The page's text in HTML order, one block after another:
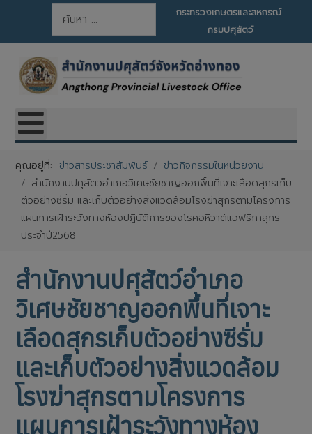
การค้นหา
กระทรวงเกษตรและสหกรณ์
กรมปศุสัตว์
คุณอยู่ที่: ข่าวสารประชาสัมพันธ์
ข่าวกิจกรรมในหน่วยงาน
สำนักงานปศุสัตว์อำเภอวิเศษชัยชาญออกพื้นที่เจาะเลือดสุกรเก็บ
ตัวอย่างซีรั่ม และเก็บตัวอย่างสิ่งแวดล้อมโรงฆ่าสุกรตามโครงการ
แผนการเฝ้าระวังทางห้องปฏิบัติการของโรคอหิวาต์แอฟริกาสุกร
ประจำปี2568
สำนักงานปศุสัตว์อำเภอ
วิเศษชัยชาญออกพื้นที่เจาะ
เลือดสุกรเก็บตัวอย่างซีรั่ม
และเก็บตัวอย่างสิ่งแวดล้อม
โรงฆ่าสุกรตามโครงการ
แผนการเฝ้าระวังทางห้อง